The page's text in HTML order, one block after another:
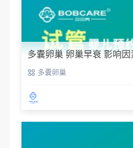
多囊卵巢 卵巢早衰 影响因
多囊卵巢